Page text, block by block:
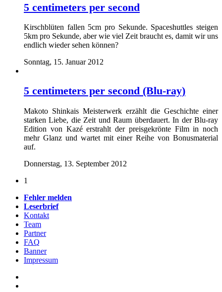
5 centimeters per second
Kirschblüten fallen 5cm pro Sekunde. Spaceshuttles steigen
5km pro Sekunde, aber wie viel Zeit braucht es, damit wir uns
endlich wieder sehen können?
Sonntag, 15. Januar 2012
5 centimeters per second (Blu-ray)
Makoto Shinkais Meisterwerk erzählt die Geschichte einer
starken Liebe, die Zeit und Raum überdauert. In der Blu-ray
Edition von Kazé erstrahlt der preisgekrönte Film in noch
mehr Glanz und wartet mit einer Reihe von Bonusmaterial
auf.
Donnerstag, 13. September 2012
1
Fehler melden
Leserbrief
Kontakt
Team
Partner
FAQ
Banner
Impressum